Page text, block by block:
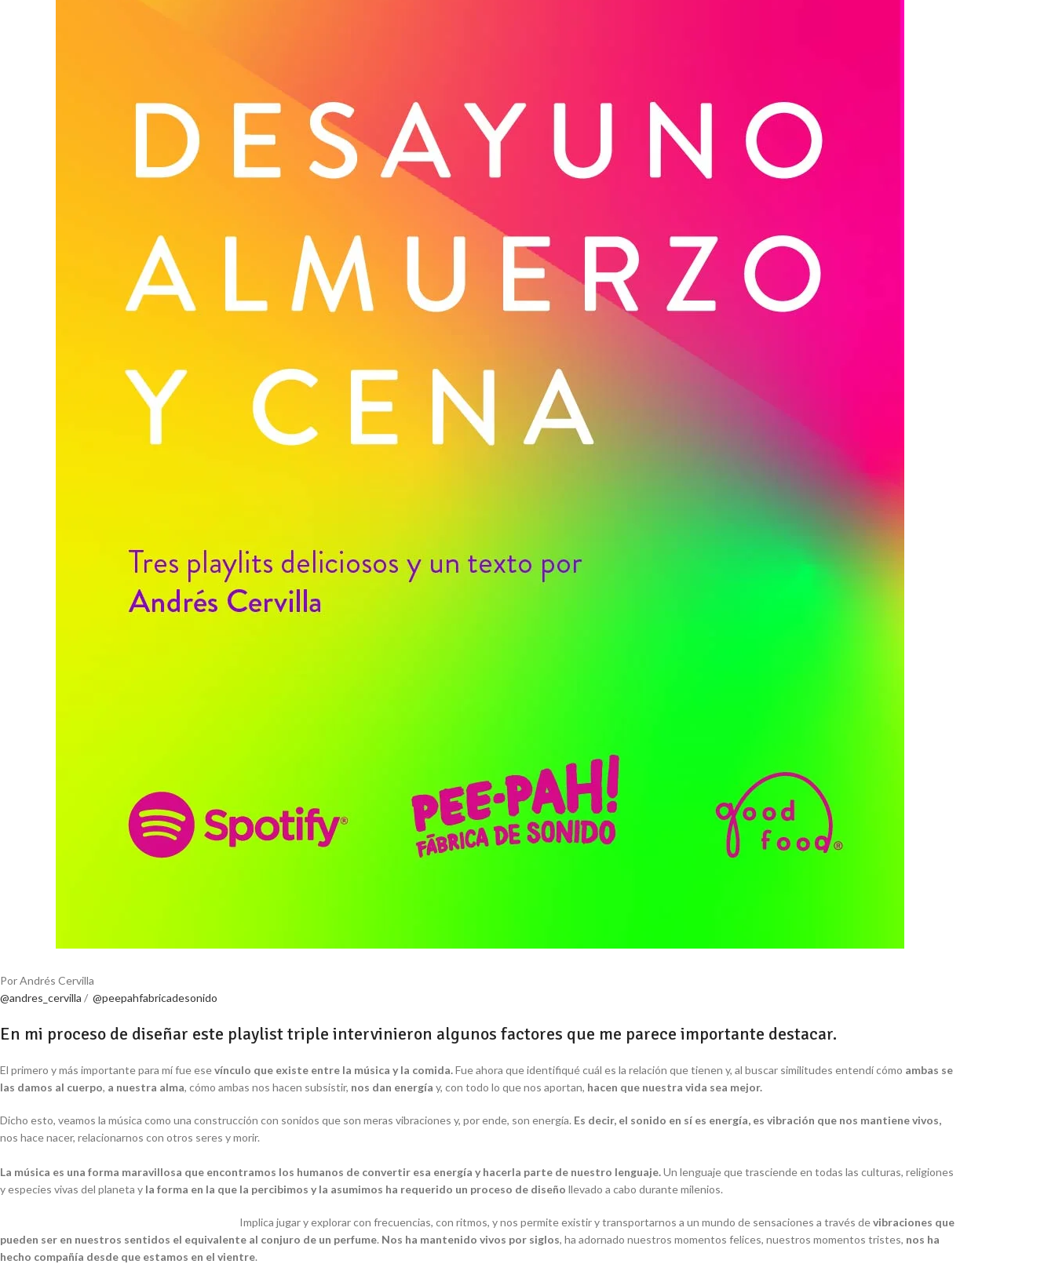
Por Andrés Cervilla
@andres_cervilla / @peepahfabricadesonido
En mi proceso de diseñar este playlist triple intervinieron algunos factores que me parece importante destacar.
El primero y más importante para mí fue esevínculo que existe entre la música y la comida.Fue ahora que identifiqué cuál es la relación que tienen y, al buscar similitudes entendí cómo ambas se
las damos al cuerpo, a nuestra alma, cómo ambas nos hacen subsistir, nos dan energía y, con todo lo que nos aportan, hacen que nuestra vida sea mejor.
Dicho esto, veamos la música como una construcción con sonidos que son meras vibraciones y, por ende, son energía. Es decir, el sonido en sí es energía, es vibración que nos mantiene vivos,
nos hace nacer, relacionarnos con otros seres y morir.
La música es una forma maravillosa que encontramos los humanos de convertir esa energía y hacerla parte de nuestro lenguaje.Un lenguaje que trasciende en todas las culturas, religiones
y especies vivas del planeta y la forma en la que la percibimos y la asumimos ha requerido un proceso de diseño llevado a cabo durante milenios.
Implica jugar y explorar con frecuencias, con ritmos, y nos permite existir y transportarnos a un mundo de sensaciones a través devibraciones que
pueden ser en nuestros sentidos el equivalente al conjuro de un perfume. Nos ha mantenido vivos por siglos, ha adornado nuestros momentos felices, nuestros momentos tristes, nos ha
hecho compañía desde que estamos en el vientre.